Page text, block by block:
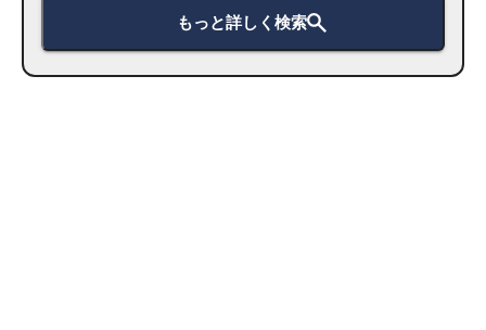
もっと詳しく検索